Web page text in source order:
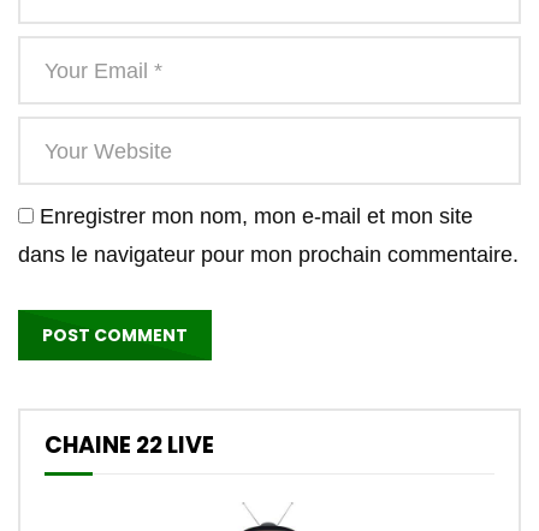
Enregistrer mon nom, mon e-mail et mon site
dans le navigateur pour mon prochain commentaire.
CHAINE 22 LIVE